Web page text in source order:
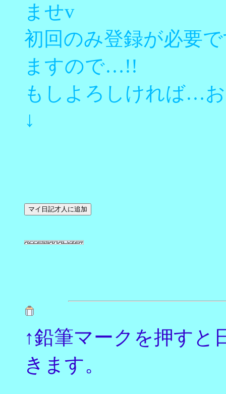
ませv
初回のみ登録が必要
ますので…!!
もしよろしければ…
↓
↑鉛筆マークを押すと
きます。